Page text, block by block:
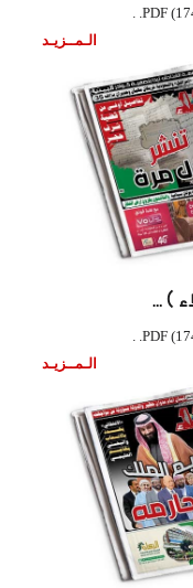
الـمــزيـد
) ...
الـمــزيـد